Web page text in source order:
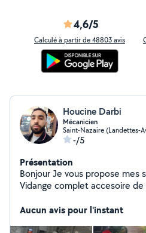
4,6/5
Calculé à partir de 48803 avis
Houcine Darbi
Mécanicien
Saint-Nazaire (Landettes-
-/5
Présentation
Bonjour Je vous propose mes services de mécanique
Vidange complet accesoire
Aucun avis pour l'instant